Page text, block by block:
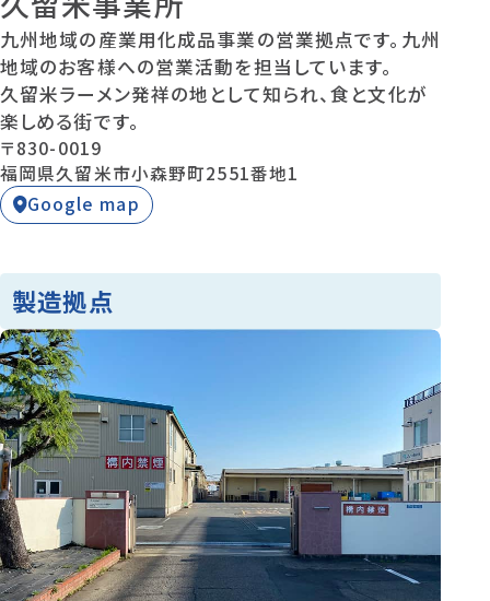
九州地域の産業用化成品事業の営業拠点です。九州
地域のお客様への営業活動を担当しています。
久留米ラーメン発祥の地として知られ、食と文化が
楽しめる街です。
〒830-0019
福岡県久留米市小森野町2551番地1
Google map
製造拠点